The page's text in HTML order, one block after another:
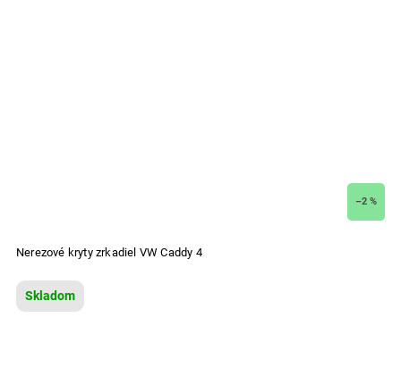
–2 %
Nerezové kryty zrkadiel VW Caddy 4
Skladom